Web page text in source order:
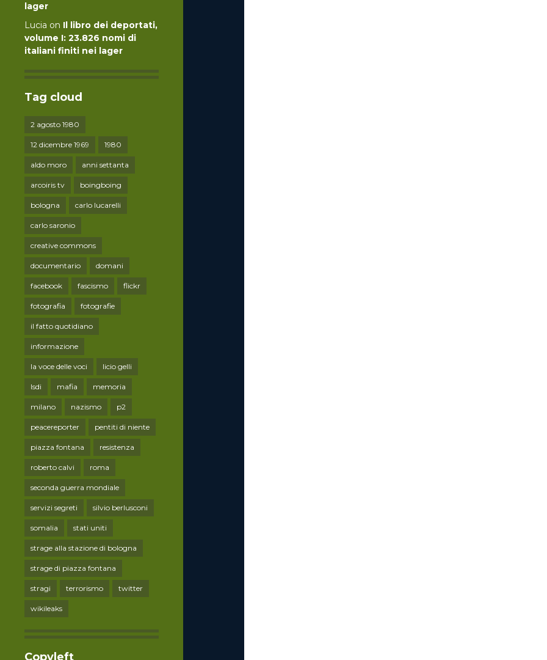
lager
Lucia on Il libro dei deportati,
volume I: 23.826 nomi di
italiani finiti nei lager
Tag cloud
2 agosto 1980
12 dicembre 1969 1980
aldo moro anni settanta
arcoiris tv boingboing
bologna carlo lucarelli
carlo saronio
creative commons
documentario domani
facebook fascismo flickr
fotografia fotografie
il fatto quotidiano
informazione
la voce delle voci licio gelli
lsdi mafia memoria
milano nazismo p2
peacereporter pentiti di niente
piazza fontana resistenza
roberto calvi roma
seconda guerra mondiale
servizi segreti silvio berlusconi
somalia stati uniti
strage alla stazione di bologna
strage di piazza fontana
stragi terrorismo twitter
wikileaks
Copyleft